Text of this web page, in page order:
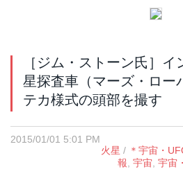
［ジム・ストーン氏］
星探査車（マーズ・ロー
テカ様式の頭部を撮す
2015/01/01 5:01 PM
火星 / ＊宇宙・
報 宇宙 宇宙